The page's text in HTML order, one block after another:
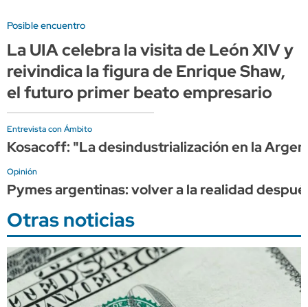
Posible encuentro
La UIA celebra la visita de León XIV y
reivindica la figura de Enrique Shaw,
el futuro primer beato empresario
Entrevista con Ámbito
Kosacoff: "La desindustrialización en la
Opinión
Pymes argentinas: volver a la realidad
Otras noticias